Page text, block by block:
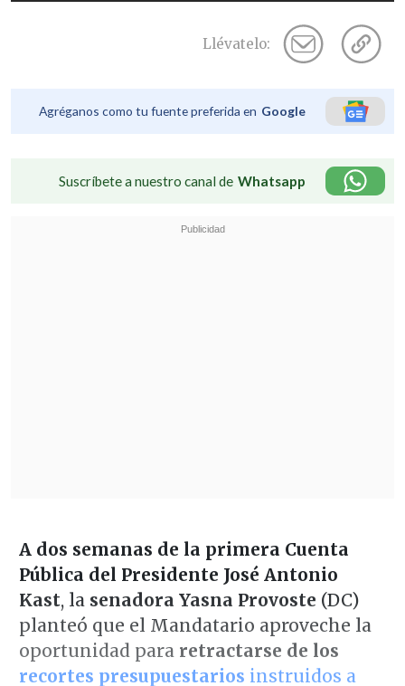
Llévatelo:
Agréganos como tu fuente preferida en Google
Suscríbete a nuestro canal de Whatsapp
A dos semanas de la primera Cuenta
Pública del Presidente José Antonio
Kast, la senadora Yasna Provoste (DC)
planteó que el Mandatario aproveche la
oportunidad para retractarse de los
recortes presupuestarios instruidos a